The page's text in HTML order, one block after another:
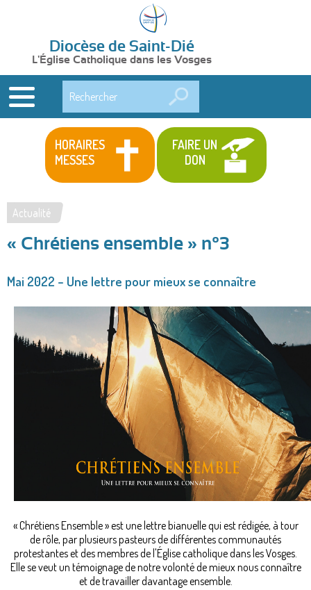
Diocèse de Saint-Dié
L'Église Catholique dans les Vosges
HORAIRES
MESSES
FAIRE UN
DON
Vous
êtes
ici
Actualité
« Chrétiens ensemble » n°3
Mai 2022 – Une lettre pour mieux se connaître
« Chrétiens Ensemble » est une lettre bianuelle qui est rédigée, à tour
de rôle, par plusieurs pasteurs de différentes communautés
protestantes et des membres de l'Église catholique dans les Vosges.
Elle se veut un témoignage de notre volonté de mieux nous connaître
et de travailler davantage ensemble.